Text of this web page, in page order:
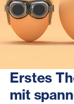
Erstes
mit